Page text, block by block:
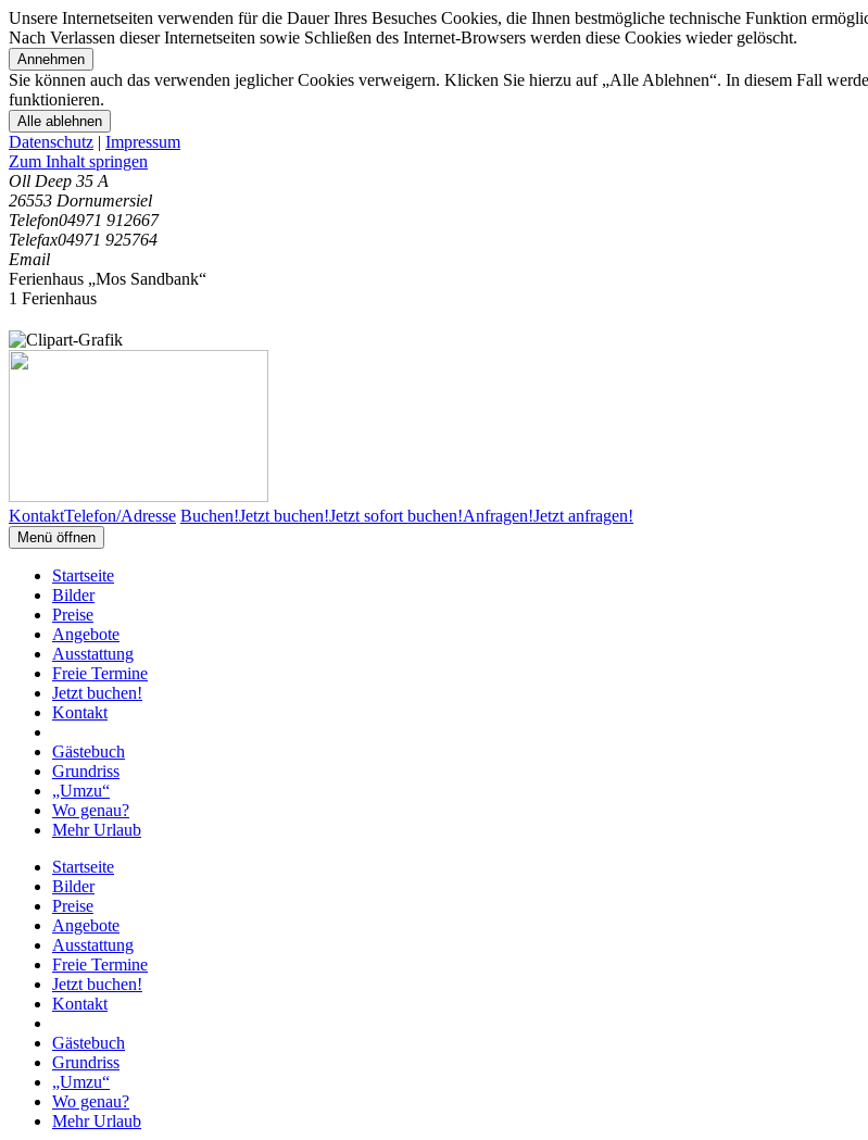
Unsere Internetseiten verwenden für die Dauer Ihres Besuches Cookies, die Ihnen bestmögliche technische Funktion
Nach Verlassen dieser Internetseiten sowie Schließen des Internet-Browsers werden diese Cookies wieder gelöscht.
Annehmen
Sie können auch das verwenden jeglicher Cookies verweigern. Klicken Sie hierzu auf „Alle Ablehnen“. In diesem Fall
funktionieren.
Alle ablehnen
Datenschutz | Impressum
Zum Inhalt springen
Oll Deep 35 A
26553 Dornumersiel
Telefon04971 912667
Telefax04971 925764
Email
Ferienhaus „Mos Sandbank“
1 Ferienhaus
KontaktTelefon/Adresse Buchen!Jetzt buchen!Jetzt sofort buchen!Anfragen!Jetzt anfragen!
Menü öffnen
Startseite
Bilder
Preise
Angebote
Ausstattung
Freie Termine
Jetzt buchen!
Kontakt
Gästebuch
Grundriss
„Umzu“
Wo genau?
Mehr Urlaub
Startseite
Bilder
Preise
Angebote
Ausstattung
Freie Termine
Jetzt buchen!
Kontakt
Gästebuch
Grundriss
„Umzu“
Wo genau?
Mehr Urlaub